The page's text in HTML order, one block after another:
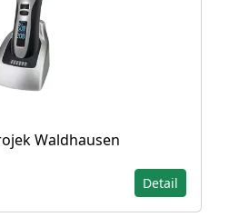
Waldhausen
Detail